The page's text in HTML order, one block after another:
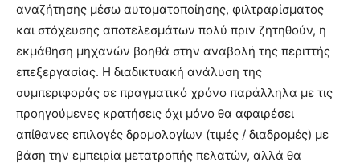
αναζήτησης μέσω αυτοματοποίησης, φιλτραρίσματος
και στόχευσης αποτελεσμάτων πολύ πριν ζητηθούν, η
εκμάθηση μηχανών βοηθά στην αναβολή της περιττής
επεξεργασίας. Η διαδικτυακή ανάλυση της
συμπεριφοράς σε πραγματικό χρόνο παράλληλα με τις
προηγούμενες κρατήσεις όχι μόνο θα αφαιρέσει
απίθανες επιλογές δρομολογίων (τιμές / διαδρομές) με
βάση την εμπειρία μετατροπής πελατών, αλλά θα